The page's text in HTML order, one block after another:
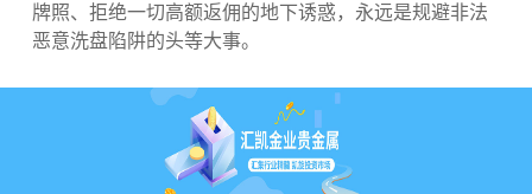
牌照、拒绝一切高额返佣的地下诱惑，永远是规避非法
恶意洗盘陷阱的头等大事。